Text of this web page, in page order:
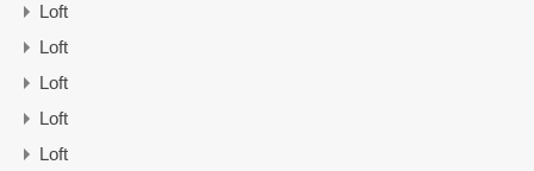
Loft
Loft
Loft
Loft
Loft